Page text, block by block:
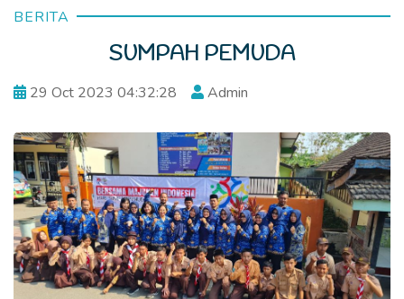
BERITA
SUMPAH PEMUDA
29 Oct 2023 04:32:28 Admin